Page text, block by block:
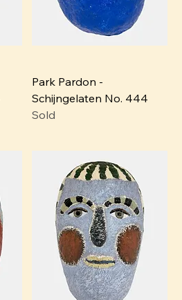
Park Pardon -
Schijngelaten No. 444
Sold